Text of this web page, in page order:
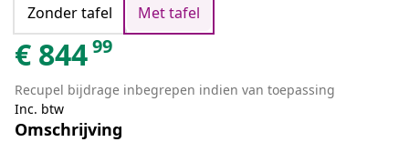
Zonder tafel
Met tafel
€ 84499
Recupel bijdrage inbegrepen indien van toepassing
Inc. btw
Omschrijving